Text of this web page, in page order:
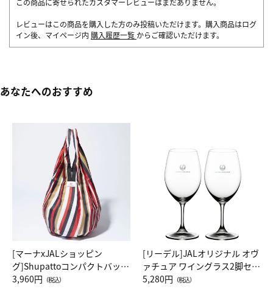
レビューはこの商品を購入した方のみ投稿いただけます。購入商品はログ
イン後、マイページ内 購入履歴一覧 からご確認いただけます。
あなたへのおすすめ
[マーナxJALショッピン
グ]Shupattoコンパクトバッグ
Drop JAL客室乗務員（LC）ス
3,960円 （税込）
[リーデル]JALオリジナル オヴ
ァチュア ワイングラス2脚セッ
ト（レッドワイン）
5,280円 （税込）